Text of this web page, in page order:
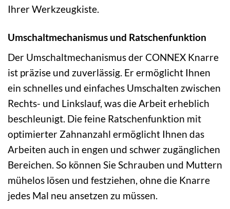
Ihrer Werkzeugkiste.
Umschaltmechanismus und Ratschenfunktion
Der Umschaltmechanismus der CONNEX Knarre
ist präzise und zuverlässig. Er ermöglicht Ihnen
ein schnelles und einfaches Umschalten zwischen
Rechts- und Linkslauf, was die Arbeit erheblich
beschleunigt. Die feine Ratschenfunktion mit
optimierter Zahnanzahl ermöglicht Ihnen das
Arbeiten auch in engen und schwer zugänglichen
Bereichen. So können Sie Schrauben und Muttern
mühelos lösen und festziehen, ohne die Knarre
jedes Mal neu ansetzen zu müssen.